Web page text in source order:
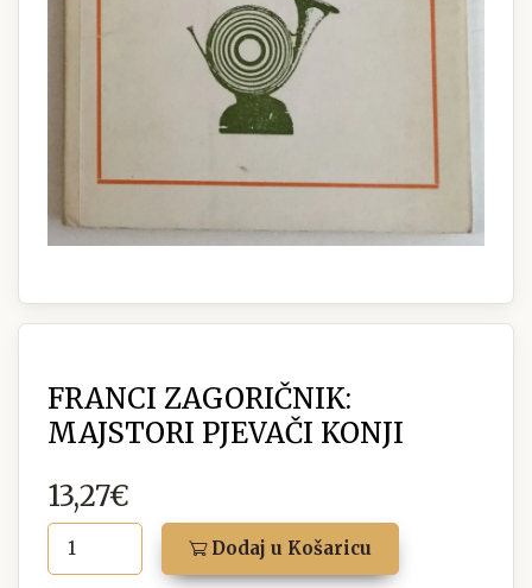
FRANCI ZAGORIČNIK:
MAJSTORI PJEVAČI KONJI
13,27€
Dodaj u Košaricu